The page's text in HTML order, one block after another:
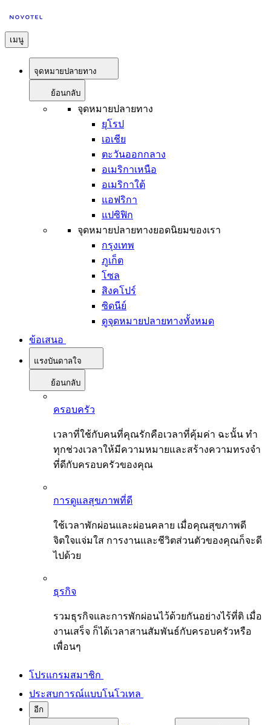
เมนู
จุดหมายปลายทาง
ย้อนกลับ
จุดหมายปลายทาง
ยุโรป
เอเชีย
ตะวันออกกลาง
อเมริกาเหนือ
อเมริกาใต้
แอฟริกา
แปซิฟิก
จุดหมายปลายทางยอดนิยมของเรา
กรุงเทพ
ภูเก็ต
โซล
สิงคโปร์
ซิดนีย์
ดูจุดหมายปลายทางทั้งหมด
ข้อเสนอ
แรงบันดาลใจ
ย้อนกลับ
ครอบครัว
เวลาที่ใช้กับคนที่คุณรักคือเวลาที่คุ้มค่า ฉะนั้น ทำ
ทุกช่วงเวลาให้มีความหมายและสร้างความทรงจำ
ที่ดีกับครอบครัวของคุณ
การดูแลสุขภาพที่ดี
ใช้เวลาพักผ่อนและผ่อนคลาย เมื่อคุณสุขภาพดี
จิตใจแจ่มใส การงานและชีวิตส่วนตัวของคุณก็จะดี
ไปด้วย
ธุรกิจ
รวมธุรกิจและการพักผ่อนไว้ด้วยกันอย่างไร้ที่ติ เมื่อ
งานเสร็จ ก็ได้เวลาสานสัมพันธ์กับครอบครัวหรือ
เพื่อนๆ
โปรแกรมสมาชิก
ประสบการณ์แบบโนโวเทล
อีก